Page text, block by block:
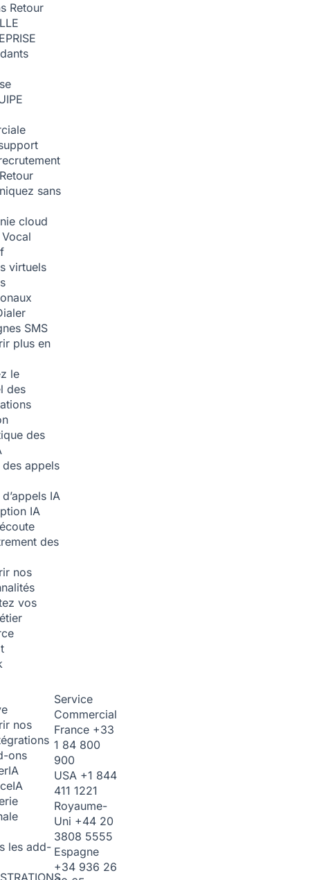
Retour
Retour
sans
cloud
virtuels
SMS
plus en
le
des
des
appels
IA
IA
des
nos
vos
nos
ons
IA
IA
les add-
Service
Commercial
France +33
1 84 800
900
USA +1 844
411 1221
Royaume-
Uni +44 20
3808 5555
Espagne
+34 936 26